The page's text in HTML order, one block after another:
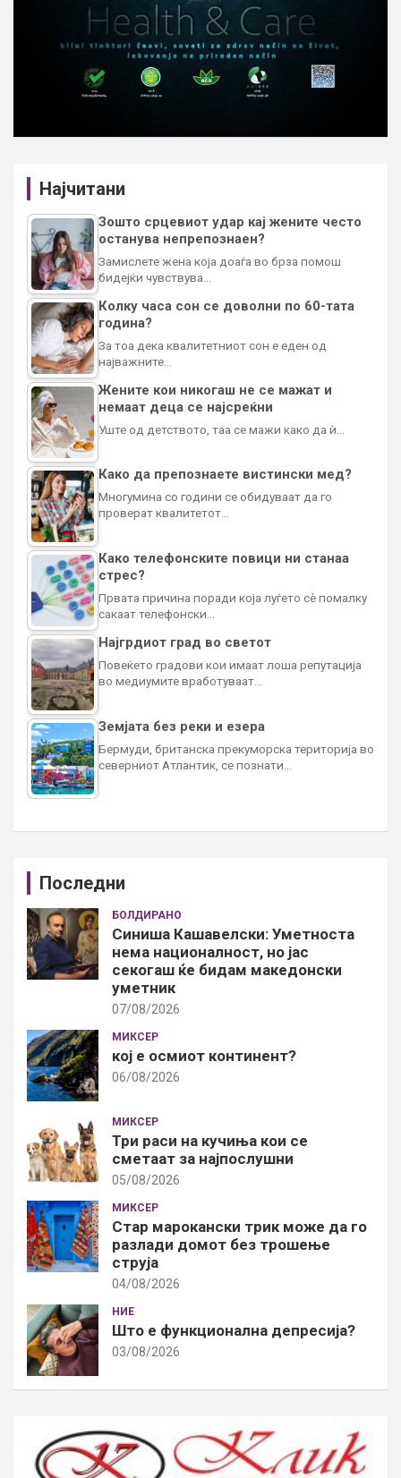
Најчитани
Зошто срцевиот удар кај жените често
останува непрепознаен?
Замислете жена која доаѓа во брза помош
бидејќи чувствува…
Колку часа сон се доволни по 60-тата
година?
За тоа дека квалитетниот сон е еден од
најважните…
Жените кои никогаш не се мажат и
немаат деца се најсреќни
Уште од детството, таа се мажи како да ѝ…
Како да препознаете вистински мед?
Многумина со години се обидуваат да го
проверат квалитетот…
Како телефонските повици ни станаа
стрес?
Првата причина поради која луѓето сè помалку
сакаат телефонски…
Најгрдиот град во светот
Повеќето градови кои имаат лоша репутација
во медиумите вработуваат…
Земјата без реки и езера
Бермуди, британска прекуморска територија во
северниот Атлантик, се познати…
Последни
БОЛДИРАНО
Синиша Кашавелски: Уметноста
нема националност, но јас
секогаш ќе бидам македонски
уметник
07/08/2026
МИКСЕР
кој е осмиот континент?
06/08/2026
МИКСЕР
Три раси на кучиња кои се
сметаат за најпослушни
05/08/2026
МИКСЕР
Стар марокански трик може да го
разлади домот без трошење
струја
04/08/2026
НИЕ
Што е функционална депресија?
03/08/2026